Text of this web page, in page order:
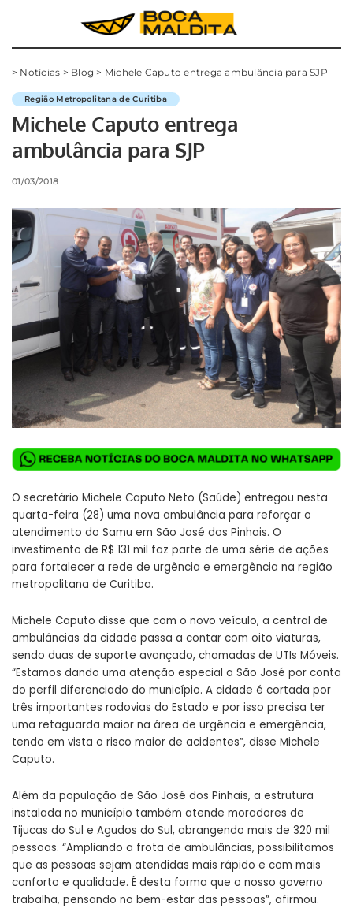
> Notícias > Blog > Michele Caputo entrega ambulância para SJP
Região Metropolitana de Curitiba
Michele Caputo entrega
ambulância para SJP
01/03/2018
O secretário Michele Caputo Neto (Saúde) entregou nesta
quarta-feira (28) uma nova ambulância para reforçar o
atendimento do Samu em São José dos Pinhais. O
investimento de R$ 131 mil faz parte de uma série de ações
para fortalecer a rede de urgência e emergência na região
metropolitana de Curitiba.
Michele Caputo disse que com o novo veículo, a central de
ambulâncias da cidade passa a contar com oito viaturas,
sendo duas de suporte avançado, chamadas de UTIs Móveis.
“Estamos dando uma atenção especial a São José por conta
do perfil diferenciado do município. A cidade é cortada por
três importantes rodovias do Estado e por isso precisa ter
uma retaguarda maior na área de urgência e emergência,
tendo em vista o risco maior de acidentes”, disse Michele
Caputo.
Além da população de São José dos Pinhais, a estrutura
instalada no município também atende moradores de
Tijucas do Sul e Agudos do Sul, abrangendo mais de 320 mil
pessoas. “Ampliando a frota de ambulâncias, possibilitamos
que as pessoas sejam atendidas mais rápido e com mais
conforto e qualidade. É desta forma que o nosso governo
trabalha, pensando no bem-estar das pessoas”, afirmou.